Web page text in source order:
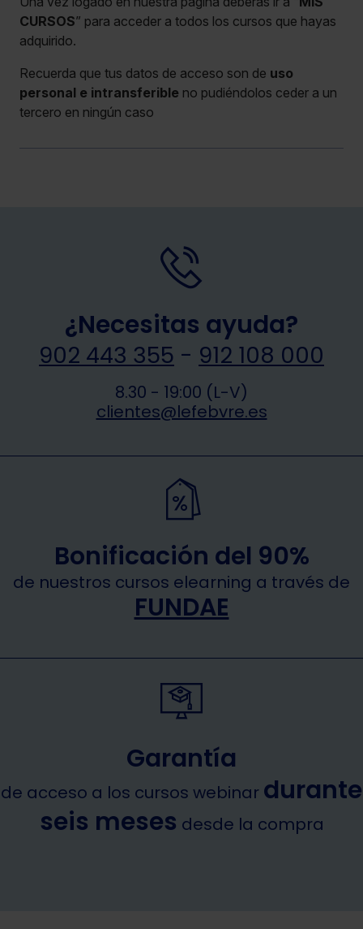
CURSOS” para acceder a todos los cursos que hayas
adquirido.
Recuerda que tus datos de acceso son de uso
personal e intransferible no pudiéndolos ceder a un
tercero en ningún caso
¿Necesitas ayuda?
902 443 355 - 912 108 000
8.30 - 19:00 (L-V)
clientes@lefebvre.es
Bonificación del 90%
de nuestros cursos elearning a través de
FUNDAE
Garantía
de acceso a los cursos webinar durante
seis meses desde la compra